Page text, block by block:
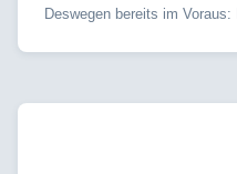
Deswegen bereits im Voraus: